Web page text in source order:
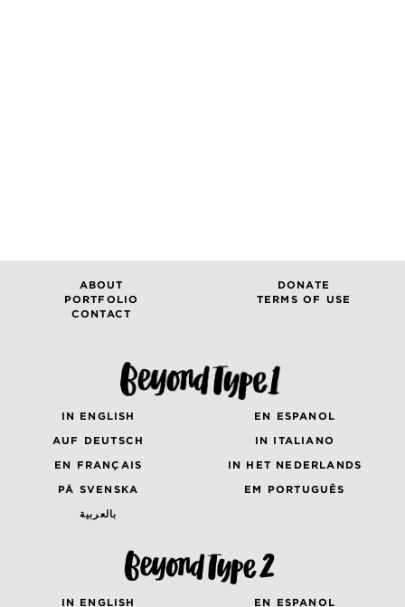
ABOUT
DONATE
PORTFOLIO
TERMS OF USE
CONTACT
IN ENGLISH
EN ESPANOL
AUF DEUTSCH
IN ITALIANO
EN FRANÇAIS
IN HET NEDERLANDS
PÅ SVENSKA
EM PORTUGUÊS
بالعربية
IN ENGLISH EN ESPANOL